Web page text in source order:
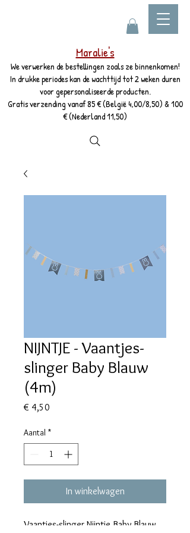
Maralie's
We verwerken de bestellingen zoals ze binnenkomen!
In drukke periodes kan de wachttijd tot 2 weken duren
voor gepersonaliseerde producten.
Gratis verzending vanaf 85 € (België 4,00/8,50) & 100
€ (Nederland 11,50)
NIJNTJE - Vaantjes-
slinger Baby Blauw
(4m)
€ 4,50
Aantal *
In winkelwagen
Vaantjes-slinger Nijntje Baby Blauw